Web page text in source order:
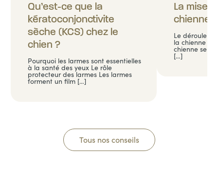
Qu’est-ce que la
kératoconjonctivite
sèche (KCS) chez le
chien ?
Pourquoi les larmes sont essentielles
à la santé des yeux Le rôle
protecteur des larmes Les larmes
forment un film […]
La mise
chienne
Le
la chienne
chienne se
[…]
Tous nos conseils